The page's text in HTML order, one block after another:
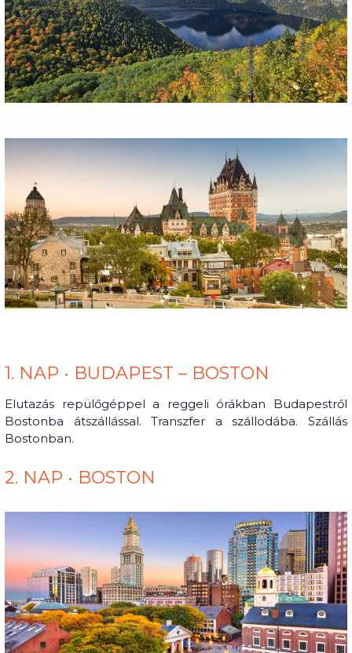
1. NAP • BUDAPEST – BOSTON
Elutazás repülőgéppel a reggeli órákban Budapestről
Bostonba átszállással. Transzfer a szállodába. Szállás
Bostonban.
2. NAP • BOSTON